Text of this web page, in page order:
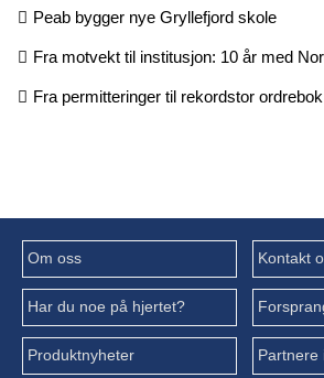
Peab bygger nye Gryllefjord skole
Fra motvekt til institusjon: 10 år med
Fra permitteringer til rekordstor ordrebok
Om oss Kontakt
Har du noe på hjertet?
Produktnyheter Partnere